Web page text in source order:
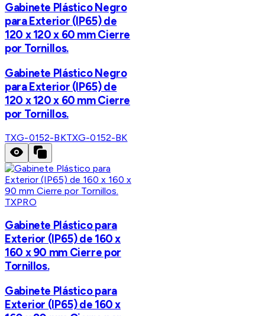
Gabinete Plástico Negro
para Exterior (IP65) de
120 x 120 x 60 mm Cierre
por Tornillos.
Gabinete Plástico Negro
para Exterior (IP65) de
120 x 120 x 60 mm Cierre
por Tornillos.
TXG-0152-BKTXG-0152-BK
TXPRO
Gabinete Plástico para
Exterior (IP65) de 160 x
160 x 90 mm Cierre por
Tornillos.
Gabinete Plástico para
Exterior (IP65) de 160 x